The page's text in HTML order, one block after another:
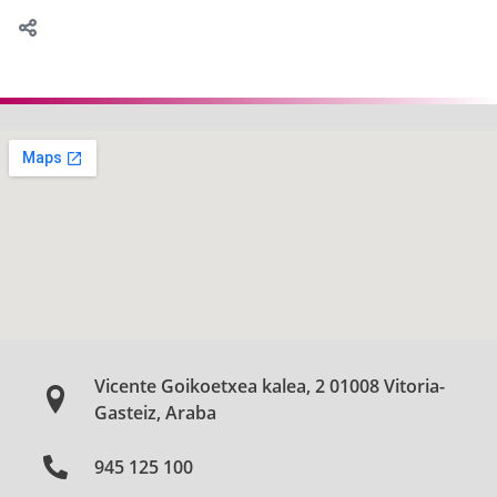
Vicente Goikoetxea kalea, 2 01008 Vitoria-
Gasteiz, Araba
945 125 100